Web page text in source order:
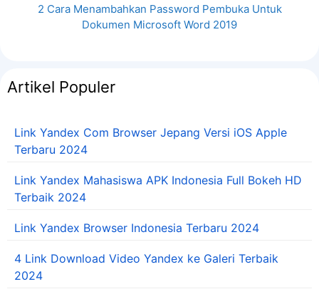
2 Cara Menambahkan Password Pembuka Untuk
Dokumen Microsoft Word 2019
Artikel Populer
Link Yandex Com Browser Jepang Versi iOS Apple
Terbaru 2024
Link Yandex Mahasiswa APK Indonesia Full Bokeh HD
Terbaik 2024
Link Yandex Browser Indonesia Terbaru 2024
4 Link Download Video Yandex ke Galeri Terbaik
2024